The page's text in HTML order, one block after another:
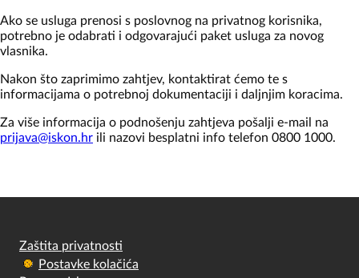
Ako se usluga prenosi s poslovnog na privatnog korisnika,
potrebno je odabrati i odgovarajući paket usluga za novog
vlasnika.
Nakon što zaprimimo zahtjev, kontaktirat ćemo te s
informacijama o potrebnoj dokumentaciji i daljnjim koracima.
Za više informacija o podnošenju zahtjeva pošalji e-mail na
prijava@iskon.hr ili nazovi besplatni info telefon 0800 1000.
Zaštita privatnosti
Postavke kolačića